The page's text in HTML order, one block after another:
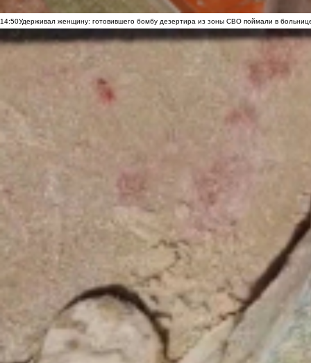
14:50Удерживал женщину: готовившего бомбу дезертира из зоны СВО поймали в